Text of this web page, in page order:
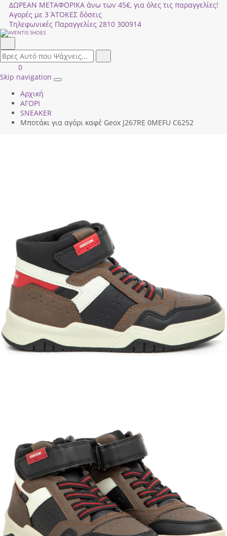
ΔΩΡΕΑΝ ΜΕΤΑΦΟΡΙΚΑ άνω των 45€, για όλες τις παραγγελίες!
Αγορές με 3 ΆΤΟΚΕΣ δόσεις
Τηλεφωνικές Παραγγελίες 2810 300914
field.search
Είσοδος
|
ΚΑΛΑΘΙ
ΑΓΟΡΩΝ
0
Skip navigation
Toggle
Αρχική
ΑΓΟΡΙ
SNEAKER
Μποτάκι για αγόρι καφέ Geox J267RΕ 0ΜΕFU C6252